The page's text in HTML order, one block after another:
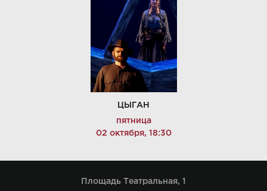
ЦЫГАН
пятница
02 октября, 18:30
Площадь Театральная, 1